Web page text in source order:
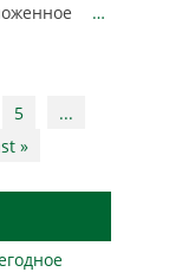
…
5
...
»